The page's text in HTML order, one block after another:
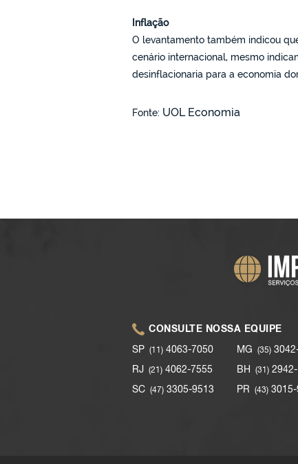
Inflação
O levantamento também indicou
cenário internacional, mesmo
desinflacionaria para a economia
Fonte: UOL Economia
CONSULTE NOSSA EQUIPE
SP (11) 4063-7050
RJ (21) 4062-7555
SC (47) 3305-9513
MG (35)
BH (31)
PR (43)